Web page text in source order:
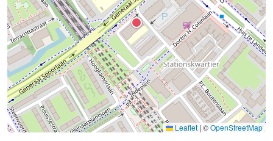
Leaflet | ©OpenStreetMap